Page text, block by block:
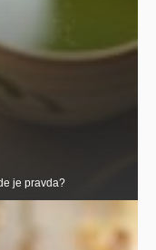
je pravda?